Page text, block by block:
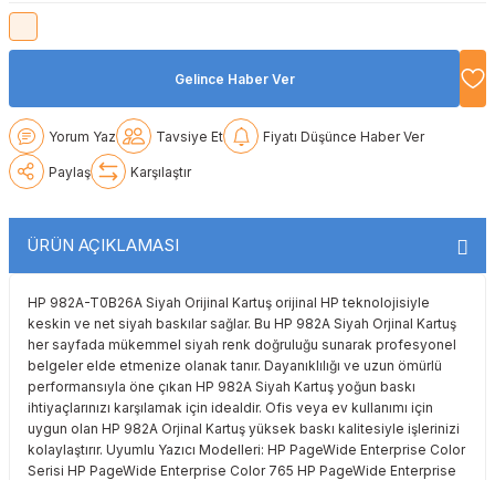
Oki
Olivetti
Ricoh
Sagem
Samsung
Sharp
Oki
Olivetti
Ricoh
Samsung
Sharp
Toshiba
Oki
Panasonic
Toshiba
Xerox
Xerox
Triumph Adler
Utax
Triumph Adler
Utax
Gelince Haber Ver
Yorum Yaz Tavsiye Et Fiyatı Düşünce Haber Ver
Paylaş Karşılaştır
ÜRÜN AÇIKLAMASI
HP 982A-T0B26A Siyah Orijinal Kartuş orijinal HP teknolojisiyle
keskin ve net siyah baskılar sağlar. Bu HP 982A Siyah Orjinal Kartuş
her sayfada mükemmel siyah renk doğruluğu sunarak profesyonel
belgeler elde etmenize olanak tanır. Dayanıklılığı ve uzun ömürlü
performansıyla öne çıkan HP 982A Siyah Kartuş yoğun baskı
ihtiyaçlarınızı karşılamak için idealdir. Ofis veya ev kullanımı için
uygun olan HP 982A Orjinal Kartuş yüksek baskı kalitesiyle işlerinizi
kolaylaştırır. Uyumlu Yazıcı Modelleri: HP PageWide Enterprise Color
Serisi HP PageWide Enterprise Color 765 HP PageWide Enterprise